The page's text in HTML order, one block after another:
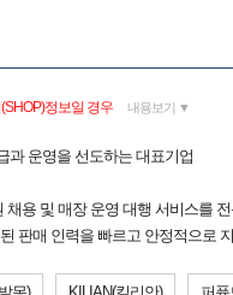
정보일 경우 내용보기 ▼
과 운영을 선도하는 대표기업
용 및 매장 운영 대행 서비스를
판매 인력을 빠르고 안정적으로